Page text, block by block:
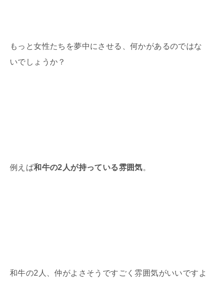
もっと女性たちを夢中にさせる、何かがあるのではな
いでしょうか？
例えば和牛の2人が持っている雰囲気。
和牛の2人、仲がよさそうですごく雰囲気がいいですよ